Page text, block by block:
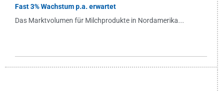
Fast 3% Wachstum p.a. erwartet
Das Marktvolumen für Milchprodukte in Nordamerika...